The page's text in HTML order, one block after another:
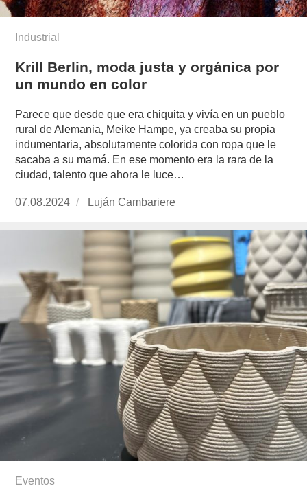
Industrial
Krill Berlin, moda justa y orgánica por
un mundo en color
Parece que desde que era chiquita y vivía en un pueblo
rural de Alemania, Meike Hampe, ya creaba su propia
indumentaria, absolutamente colorida con ropa que le
sacaba a su mamá. En ese momento era la rara de la
ciudad, talento que ahora le luce…
Publicado
07.08.2024
https://www.experimenta.es/author/lujan-
Luján Cambariere
Eventos